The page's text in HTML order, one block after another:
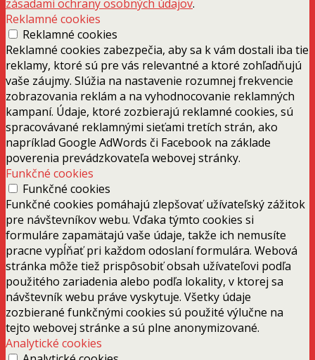
zásadami ochrany osobných údajov.
Reklamné cookies
Reklamné cookies
Reklamné cookies zabezpečia, aby sa k vám dostali iba tie
reklamy, ktoré sú pre vás relevantné a ktoré zohľadňujú
vaše záujmy. Slúžia na nastavenie rozumnej frekvencie
zobrazovania reklám a na vyhodnocovanie reklamných
kampaní. Údaje, ktoré zozbierajú reklamné cookies, sú
spracovávané reklamnými sieťami tretích strán, ako
napríklad Google AdWords či Facebook na základe
poverenia prevádzkovateľa webovej stránky.
Funkčné cookies
Funkčné cookies
Funkčné cookies pomáhajú zlepšovať užívateľský zážitok
pre návštevníkov webu. Vďaka týmto cookies si
formuláre zapamätajú vaše údaje, takže ich nemusíte
pracne vypĺňať pri každom odoslaní formulára. Webová
stránka môže tiež prispôsobiť obsah užívateľovi podľa
použitého zariadenia alebo podľa lokality, v ktorej sa
návštevník webu práve vyskytuje. Všetky údaje
zozbierané funkčnými cookies sú použité výlučne na
tejto webovej stránke a sú plne anonymizované.
Analytické cookies